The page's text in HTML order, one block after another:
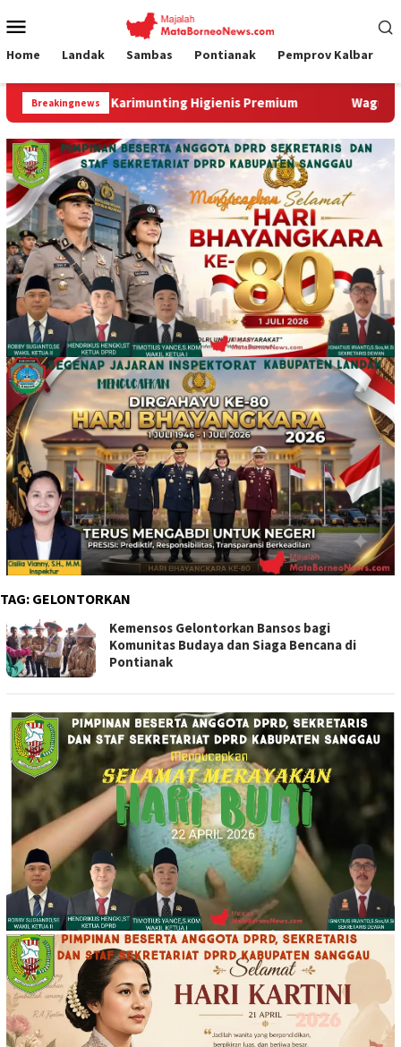
ke
Mobile
Home Landak Sambas Pontianak Pemprov Kalbar
BreakingnewsHigienis Premium Wagub Krisantus
TAG: GELONTORKAN
Kemensos Gelontorkan Bansos bagi
Komunitas Budaya dan Siaga Bencana di
Pontianak